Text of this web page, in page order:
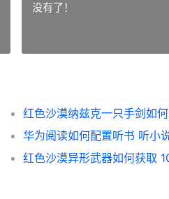
没有了！